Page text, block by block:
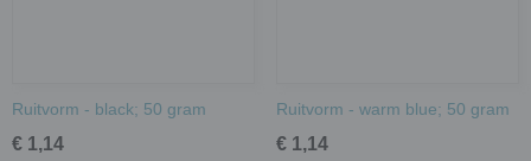
Ruitvorm - black; 50 gram
€ 1,14
Ruitvorm - warm blue; 50 gram
€ 1,14